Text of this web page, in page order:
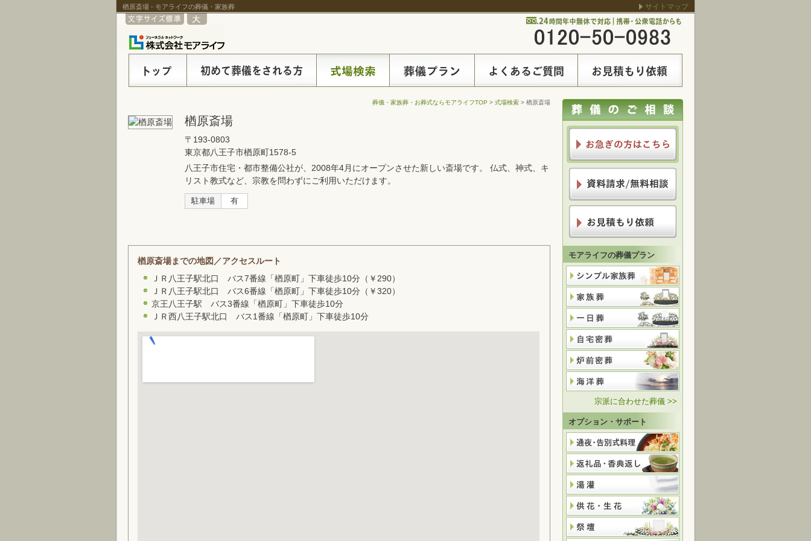
楢原斎場 - モアライフの葬儀・家族葬 サイトマップ
葬儀・家族葬・お葬式ならモアライフTOP > 式場検索 > 楢原斎場
楢原斎場
〒193-0803
東京都八王子市楢原町1578-5
八王子市住宅・都市整備公社が、2008年4月にオープンさせた新しい斎場です。 仏式、神式、キ
リスト教式など、宗教を問わずにご利用いただけます。
駐車場 有
楢原斎場までの地図／アクセスルート
ＪＲ八王子駅北口 バス7番線「楢原町」下車徒歩10分（￥290）
ＪＲ八王子駅北口 バス6番線「楢原町」下車徒歩10分（￥320）
京王八王子駅 バス3番線「楢原町」下車徒歩10分
ＪＲ西八王子駅北口 バス1番線「楢原町」下車徒歩10分
モアライフの葬儀プラン
宗派に合わせた葬儀 >>
オプション・サポート